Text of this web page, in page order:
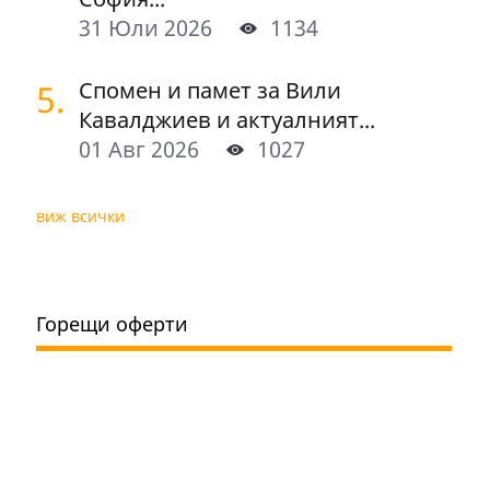
31 Юли 2026
1134
5. Спомен и памет за Вили
Кавалджиев и актуалният...
01 Авг 2026
1027
виж всички
Горещи оферти